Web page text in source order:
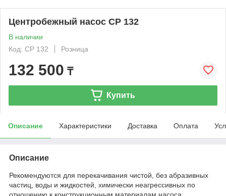
Центробежный насос CP 132
В наличии
Код: CP 132
Розница
132 500 ₸
Купить
Описание Характеристики Доставка Оплата
Описание
Рекомендуются для перекачивания чистой, без абразивных
частиц, воды и жидкостей, химически неагрессивных по
отношению к конструкционным материалам насоса.